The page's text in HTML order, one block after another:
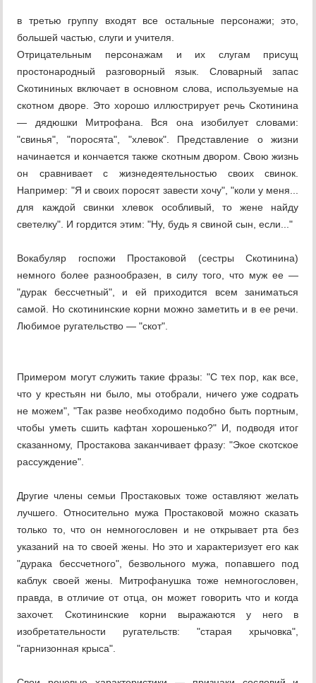
в третью группу входят все остальные персонажи; это,
большей частью, слуги и учителя.
Отрицательным персонажам и их слугам присущ
простонародный разговорный язык. Словарный запас
Скотининых включает в основном слова, используемые на
скотном дворе. Это хорошо иллюстрирует речь Скотинина
— дядюшки Митрофана. Вся она изобилует словами:
"свинья", "поросята", "хлевок". Представление о жизни
начинается и кончается также скотным двором. Свою жизнь
он сравнивает с жизнедеятельностью своих свинок.
Например: "Я и своих поросят завести хочу", "коли у меня...
для каждой свинки хлевок особливый, то жене найду
светелку". И гордится этим: "Ну, будь я свиной сын, если..."
Вокабуляр госпожи Простаковой (сестры Скотинина)
немного более разнообразен, в силу того, что муж ее —
"дурак бессчетный", и ей приходится всем заниматься
самой. Но скотининские корни можно заметить и в ее речи.
Любимое ругательство — "скот".
Примером могут служить такие фразы: "С тех пор, как все,
что у крестьян ни было, мы отобрали, ничего уже содрать
не можем", "Так разве необходимо подобно быть портным,
чтобы уметь сшить кафтан хорошенько?" И, подводя итог
сказанному, Простакова заканчивает фразу: "Экое скотское
рассуждение".
Другие члены семьи Простаковых тоже оставляют желать
лучшего. Относительно мужа Простаковой можно сказать
только то, что он немногословен и не открывает рта без
указаний на то своей жены. Но это и характеризует его как
"дурака бессчетного", безвольного мужа, попавшего под
каблук своей жены. Митрофанушка тоже немногословен,
правда, в отличие от отца, он может говорить что и когда
захочет. Скотининские корни выражаются у него в
изобретательности ругательств: "старая хрычовка",
"гарнизонная крыса".